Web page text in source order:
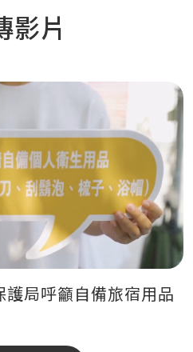
影片
局呼籲自備旅宿用品